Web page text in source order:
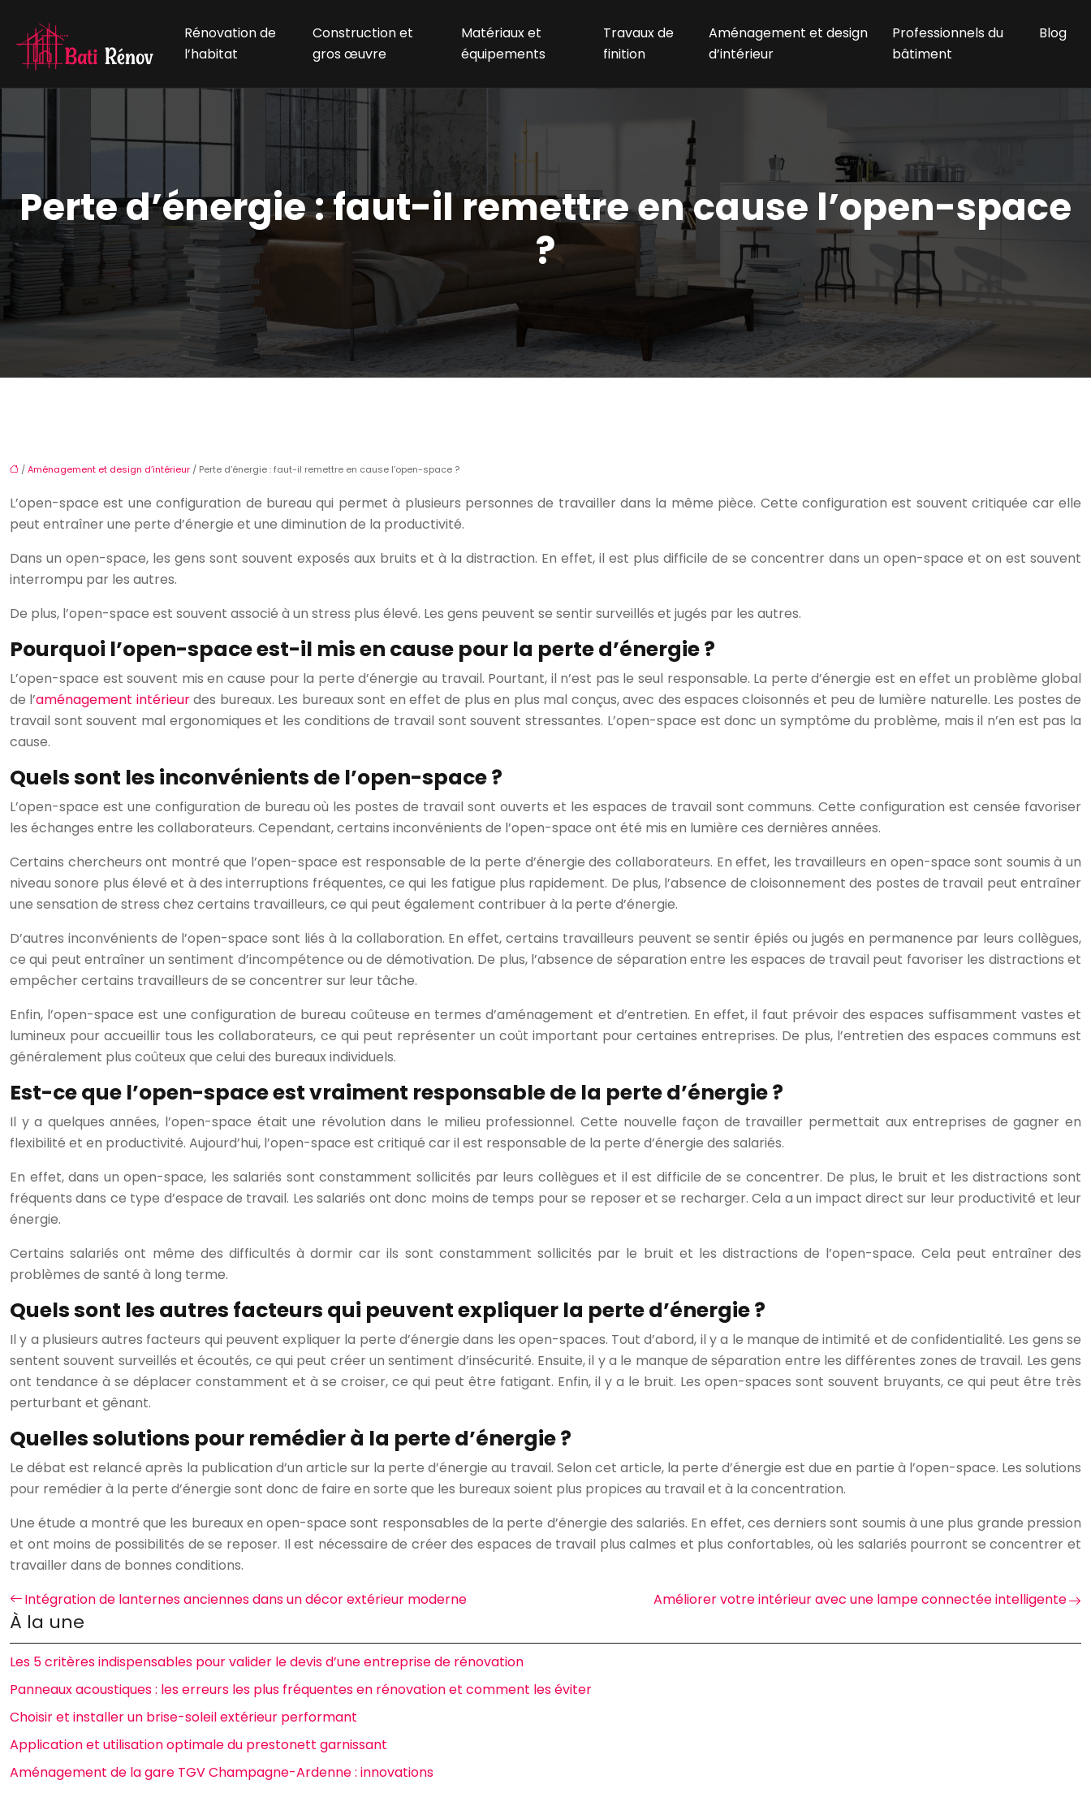
Rénovation de
l’habitat
Construction et
gros œuvre
Matériaux et
équipements
Travaux de
finition
Aménagement et design
d’intérieur
Professionnels du
bâtiment
Blog
Perte d’énergie : faut-il remettre en cause l’open-space
?
/Aménagement et design d’intérieur / Perte d’énergie : faut-il remettre en cause l’open-space ?
L’open-space est une configuration de bureau qui permet à plusieurs personnes de travailler dans la même pièce. Cette configuration est souvent critiquée car elle
peut entraîner une perte d’énergie et une diminution de la productivité.
Dans un open-space, les gens sont souvent exposés aux bruits et à la distraction. En effet, il est plus difficile de se concentrer dans un open-space et on est souvent
interrompu par les autres.
De plus, l’open-space est souvent associé à un stress plus élevé. Les gens peuvent se sentir surveillés et jugés par les autres.
Pourquoi l’open-space est-il mis en cause pour la perte d’énergie ?
L’open-space est souvent mis en cause pour la perte d’énergie au travail. Pourtant, il n’est pas le seul responsable. La perte d’énergie est en effet un problème global
de l’aménagement intérieurdes bureaux. Les bureaux sont en effet de plus en plus mal conçus, avec des espaces cloisonnés et peu de lumière naturelle. Les postes de
travail sont souvent mal ergonomiques et les conditions de travail sont souvent stressantes. L’open-space est donc un symptôme du problème, mais il n’en est pas la
cause.
Quels sont les inconvénients de l’open-space ?
L’open-space est une configuration de bureau où les postes de travail sont ouverts et les espaces de travail sont communs. Cette configuration est censée favoriser
les échanges entre les collaborateurs. Cependant, certains inconvénients de l’open-space ont été mis en lumière ces dernières années.
Certains chercheurs ont montré que l’open-space est responsable de la perte d’énergie des collaborateurs. En effet, les travailleurs en open-space sont soumis à un
niveau sonore plus élevé et à des interruptions fréquentes, ce qui les fatigue plus rapidement. De plus, l’absence de cloisonnement des postes de travail peut entraîner
une sensation de stress chez certains travailleurs, ce qui peut également contribuer à la perte d’énergie.
D’autres inconvénients de l’open-space sont liés à la collaboration. En effet, certains travailleurs peuvent se sentir épiés ou jugés en permanence par leurs collègues,
ce qui peut entraîner un sentiment d’incompétence ou de démotivation. De plus, l’absence de séparation entre les espaces de travail peut favoriser les distractions et
empêcher certains travailleurs de se concentrer sur leur tâche.
Enfin, l’open-space est une configuration de bureau coûteuse en termes d’aménagement et d’entretien. En effet, il faut prévoir des espaces suffisamment vastes et
lumineux pour accueillir tous les collaborateurs, ce qui peut représenter un coût important pour certaines entreprises. De plus, l’entretien des espaces communs est
généralement plus coûteux que celui des bureaux individuels.
Est-ce que l’open-space est vraiment responsable de la perte d’énergie ?
Il y a quelques années, l’open-space était une révolution dans le milieu professionnel. Cette nouvelle façon de travailler permettait aux entreprises de gagner en
flexibilité et en productivité. Aujourd’hui, l’open-space est critiqué car il est responsable de la perte d’énergie des salariés.
En effet, dans un open-space, les salariés sont constamment sollicités par leurs collègues et il est difficile de se concentrer. De plus, le bruit et les distractions sont
fréquents dans ce type d’espace de travail. Les salariés ont donc moins de temps pour se reposer et se recharger. Cela a un impact direct sur leur productivité et leur
énergie.
Certains salariés ont même des difficultés à dormir car ils sont constamment sollicités par le bruit et les distractions de l’open-space. Cela peut entraîner des
problèmes de santé à long terme.
Quels sont les autres facteurs qui peuvent expliquer la perte d’énergie ?
Il y a plusieurs autres facteurs qui peuvent expliquer la perte d’énergie dans les open-spaces. Tout d’abord, il y a le manque de intimité et de confidentialité. Les gens se
sentent souvent surveillés et écoutés, ce qui peut créer un sentiment d’insécurité. Ensuite, il y a le manque de séparation entre les différentes zones de travail. Les gens
ont tendance à se déplacer constamment et à se croiser, ce qui peut être fatigant. Enfin, il y a le bruit. Les open-spaces sont souvent bruyants, ce qui peut être très
perturbant et gênant.
Quelles solutions pour remédier à la perte d’énergie ?
Le débat est relancé après la publication d’un article sur la perte d’énergie au travail. Selon cet article, la perte d’énergie est due en partie à l’open-space. Les solutions
pour remédier à la perte d’énergie sont donc de faire en sorte que les bureaux soient plus propices au travail et à la concentration.
Une étude a montré que les bureaux en open-space sont responsables de la perte d’énergie des salariés. En effet, ces derniers sont soumis à une plus grande pression
et ont moins de possibilités de se reposer. Il est nécessaire de créer des espaces de travail plus calmes et plus confortables, où les salariés pourront se concentrer et
travailler dans de bonnes conditions.
Intégration de lanternes anciennes dans un décor extérieur moderne
Améliorer votre intérieur avec une lampe connectée intelligente
À la une
Les 5 critères indispensables pour valider le devis d’une entreprise de rénovation
Panneaux acoustiques : les erreurs les plus fréquentes en rénovation et comment les éviter
Choisir et installer un brise-soleil extérieur performant
Application et utilisation optimale du prestonett garnissant
Aménagement de la gare TGV Champagne-Ardenne : innovations